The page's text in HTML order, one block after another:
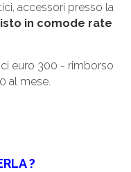
accessori presso la
in comode rate
euro 300 - rimborso
al mese.
?